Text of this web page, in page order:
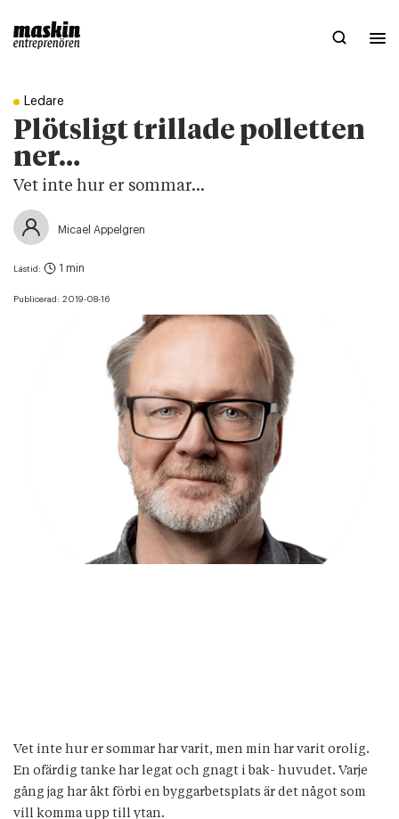
Ledare
Plötsligt trillade polletten
ner…
Vet inte hur er sommar...
Micael Appelgren
Publicerad: 2019-08-16
Lästid: 1 min
Vet inte hur er sommar har varit, men min har varit orolig.
En ofärdig tanke har legat och gnagt i bak- huvudet. Varje
gång jag har åkt förbi en byggarbetsplats är det något som
vill komma upp till ytan.